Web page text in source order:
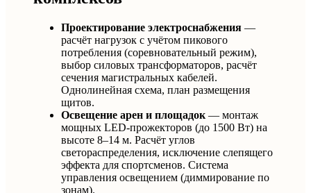
Проектирование электроснабжения —
расчёт нагрузок с учётом пикового
потребления (соревновательный режим),
выбор силовых трансформаторов, расчёт
сечения магистральных кабелей.
Однолинейная схема, план размещения
щитов.
Освещение арен и площадок — монтаж
мощных LED-прожекторов (до 1500 Вт) на
высоте 8–14 м. Расчёт углов
светораспределения, исключение слепящего
эффекта для спортсменов. Система
управления освещением (диммирование по
зонам).